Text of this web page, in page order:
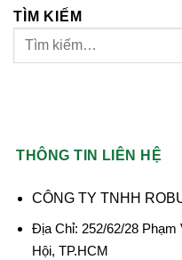
TÌM KIẾM
THÔNG TIN LIÊN HỆ
CÔNG TY TNHH
Địa Chỉ: 252/62/28
Hội, TP.HCM